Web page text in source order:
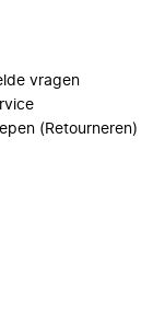
vragen
(Retourneren)